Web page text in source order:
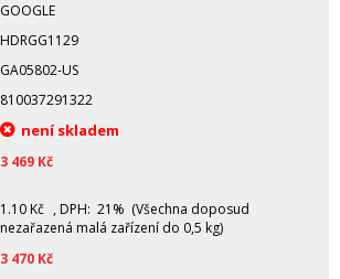
GOOGLE
HDRGG1129
GA05802-US
810037291322
není skladem
3 469 Kč
1.10 Kč , DPH: 21% (Všechna doposud
nezařazená malá zařízení do 0,5 kg)
3 470 Kč